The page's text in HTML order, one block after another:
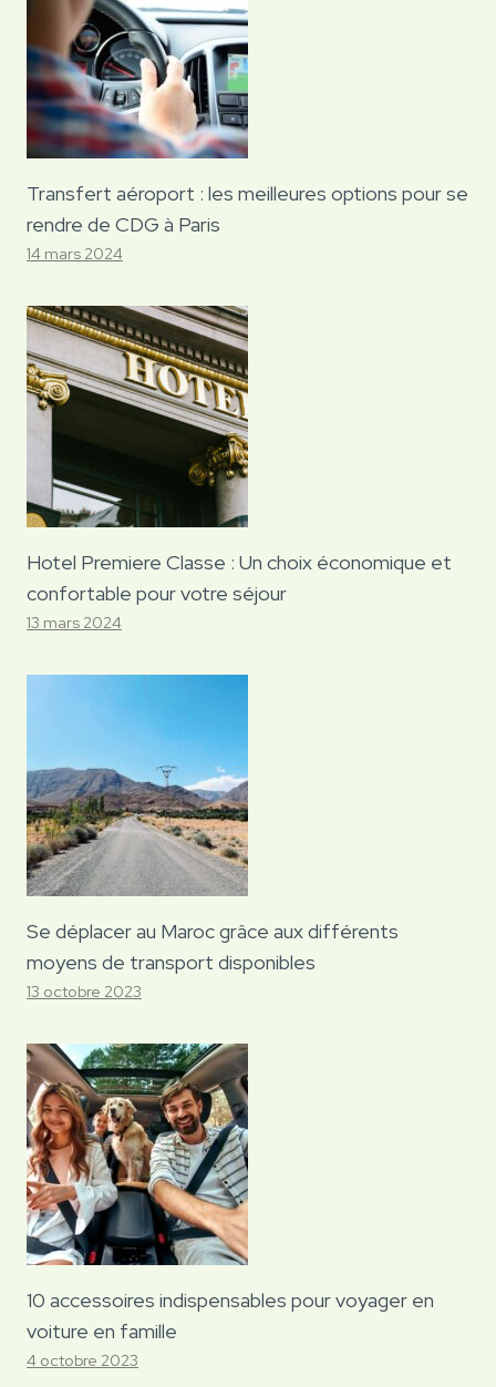
Transfert aéroport : les meilleures options pour se
rendre de CDG à Paris
14 mars 2024
Hotel Premiere Classe : Un choix économique et
confortable pour votre séjour
13 mars 2024
Se déplacer au Maroc grâce aux différents
moyens de transport disponibles
13 octobre 2023
10 accessoires indispensables pour voyager en
voiture en famille
4 octobre 2023